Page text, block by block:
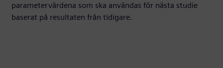
parametervärdena som ska användas för nästa studie
baserat på resultaten från tidigare.